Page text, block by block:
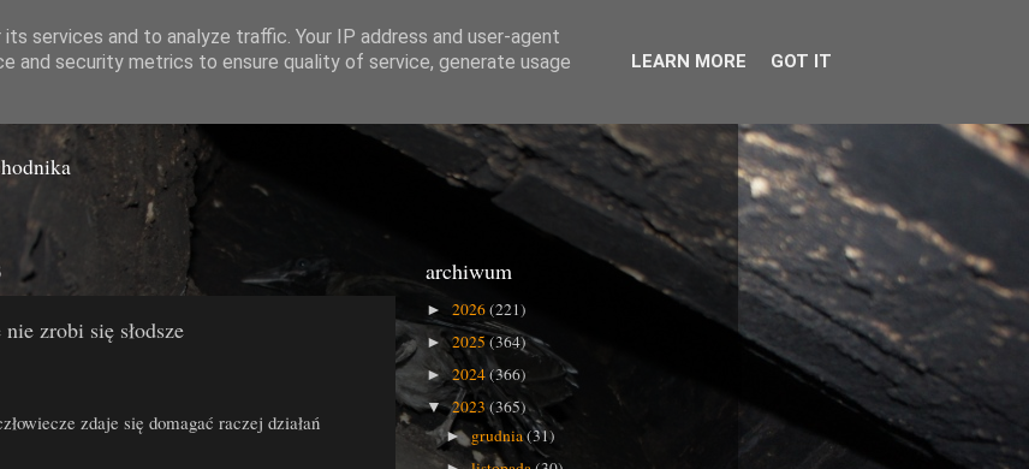
zrobi się słodsze
zdaje się domagać raczej działań
archiwum
► 2026(221)
►2025(364)
► 2024(366)
▼2023(365)
►grudnia(31)
services and to analyze traffic. Your IP address and user-agent
and security metrics to ensure quality of service, generate usage
LEARN MORE GOT IT